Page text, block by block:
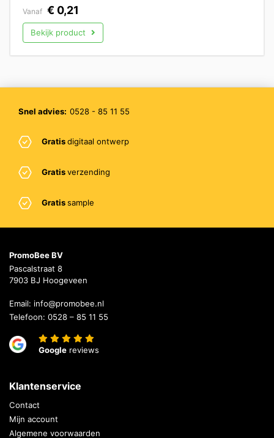
Vanaf € 0,21
Bekijk product
Snel advies: 0528 - 85 11 55
Gratisdigitaal ontwerp
Gratisverzending
Gratissample
PromoBee BV
Pascalstraat 8
7903 BJ Hoogeveen
Email: info@promobee.nl
Telefoon: 0528 – 85 11 55
Google reviews
Klantenservice
Contact
Mijn account
Algemene voorwaarden